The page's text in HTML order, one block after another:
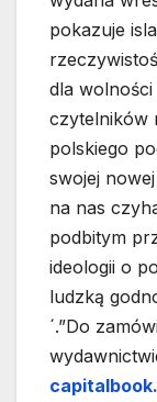
pokazuje
dla wolności
czytelników
polskiego
swojej
na nas
podbitym
ideologii o
ludzką
´.”Do